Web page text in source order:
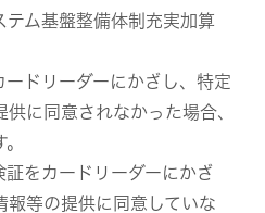
ム基盤整備体制充実加算
ドリーダーにかざし、特定
に同意されなかった場合、
証をカードリーダーにかざ
報等の提供に同意していな